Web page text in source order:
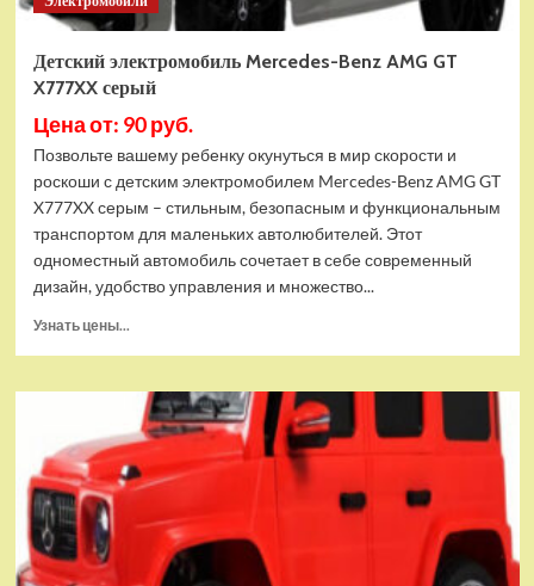
Детский электромобиль Mercedes-Benz AMG GT
X777XX серый
Цена от: 90 руб.
Позвольте вашему ребенку окунуться в мир скорости и
роскоши с детским электромобилем Mercedes-Benz AMG GT
X777XX серым – стильным, безопасным и функциональным
транспортом для маленьких автолюбителей. Этот
одноместный автомобиль сочетает в себе современный
дизайн, удобство управления и множество...
Узнать цены...
Детский
электромобиль
Mercedes-
AMG
X777XX
серый